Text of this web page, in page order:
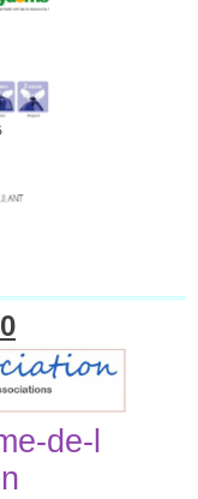
de-l